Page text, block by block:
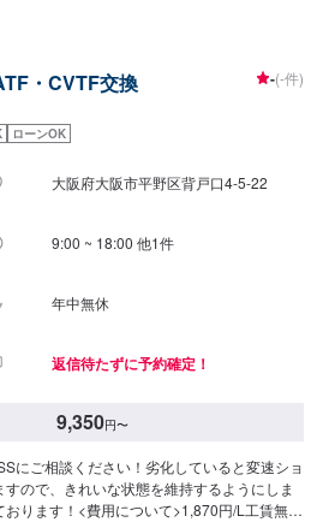
・CVTF交換 -(-件)
ローンOK
大阪府大阪市平野区背戸口4-5-22
9:00 ~ 18:00 他1件
年中無休
返信待たずに予約確定！
9,350円〜
にご相談ください！劣化していると変速ショ
ので、きれいな状態を維持するようにしま
ります！<費用について>1,870円/L工賃無料